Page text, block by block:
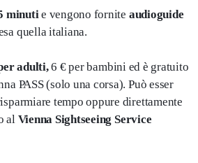
minutie vengono fornite audioguide
quella italiana.
adulti,6 € per bambini ed è gratuito
PASS (solo una corsa). Può esser
tempo oppure direttamente
al Vienna Sightseeing Service